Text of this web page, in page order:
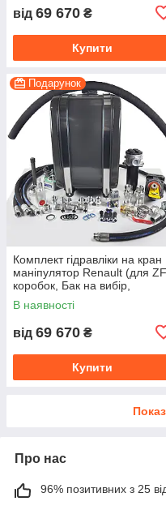
від 69 670 ₴
Купити
Подарунок
Комплект гідравліки на кран
маніпулятор Renault (для ZF
коробок, Бак на вибір,
Туреччина)
В наявності
від 69 670 ₴
Купити
Про нас
96% позитивних з 25